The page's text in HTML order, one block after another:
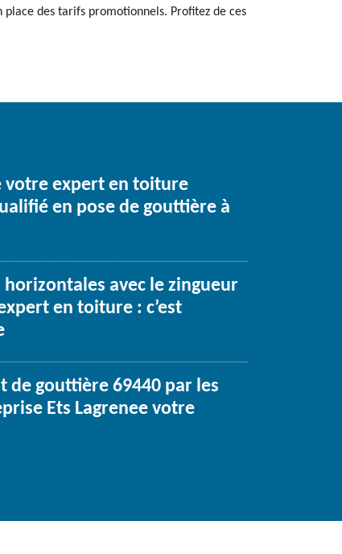
des tarifs promotionnels. Profitez de ces
votre expert en toiture
en pose de gouttière à
horizontales avec le zingueur
en toiture : c’est
de gouttière 69440 par les
Ets Lagrenee votre